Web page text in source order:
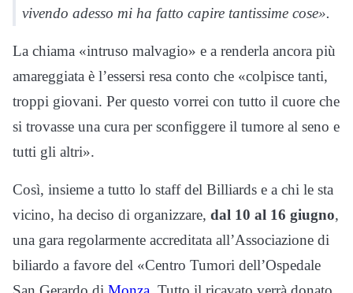
vivendo adesso mi ha fatto capire tantissime cose».
La chiama «intruso malvagio» e a renderla ancora più
amareggiata è l’essersi resa conto che «colpisce tanti,
troppi giovani. Per questo vorrei con tutto il cuore che
si trovasse una cura per sconfiggere il tumore al seno e
tutti gli altri».
Così, insieme a tutto lo staff del Billiards e a chi le sta
vicino, ha deciso di organizzare, dal 10 al 16 giugno,
una gara regolarmente accreditata all’Associazione di
biliardo a favore del «Centro Tumori dell’Ospedale